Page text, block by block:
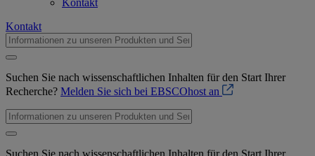
Kontakt
Kontakt
Suchen Sie nach wissenschaftlichen Inhalten für den Start Ihrer
Recherche? Melden Sie sich bei EBSCOhost an
Suchen Sie nach wissenschaftlichen Inhalten für den Start Ihrer